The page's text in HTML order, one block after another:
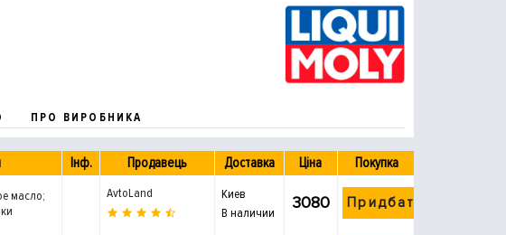
ПРО ВИРОБНИКА
Інф. Продавець Доставка Ціна Покупка
масло;
AvtoLand
Киев
В наличии
3080 Придбати